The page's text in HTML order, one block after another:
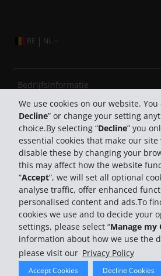
We use cookies on our website. You
Decline” or change your setting
choice.By selecting “Decline” you
essential cookies that make our site
disable these by changing your
this may affect how the website
“Accept”, we will set all optional
analyse traffic, offer enhanced
personalised content and ads.To
cookies we use and to decide your
settings, please select “Manage my
information about how we use the
please visit our Privacy Policy
Accept Cookies Decline Cookies
BE | NL
Bedrijfsinformatie
Bedrijf
Klantenservice
Boek bij Hertz
© 2026 The Hertz System, Inc.